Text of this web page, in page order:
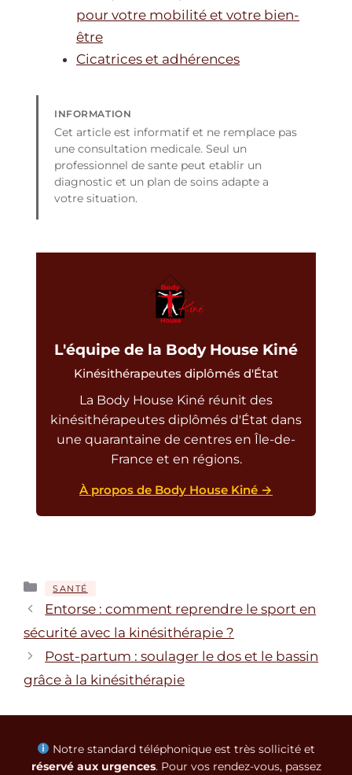
pour votre mobilité et votre bien-
être
Cicatrices et adhérences
INFORMATION
Cet article est informatif et ne remplace pas
une consultation medicale. Seul un
professionnel de sante peut etablir un
diagnostic et un plan de soins adapte a
votre situation.
L'équipe de la Body House Kiné
Kinésithérapeutes diplômés d'État
La Body House Kiné réunit des
kinésithérapeutes diplômés d'État dans
une quarantaine de centres en Île-de-
France et en régions.
À propos de Body House Kiné →
Catégories
SANTÉ
Entorse : comment reprendre le sport en
sécurité avec la kinésithérapie ?
Post-partum : soulager le dos et le bassin
grâce à la kinésithérapie
Notre standard téléphonique est très sollicité et
réservé aux urgences. Pour vos rendez-vous, passez